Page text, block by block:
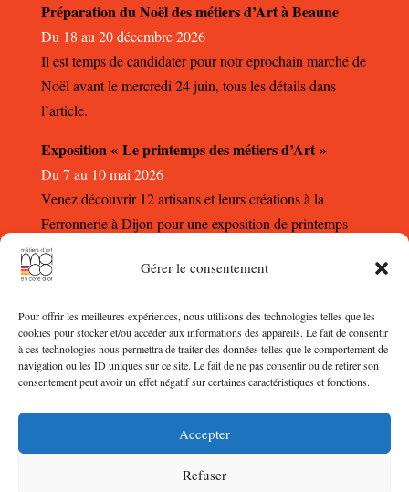
Gérer le consentement
Pour offrir les meilleures expériences, nous utilisons des technologies telles que les
cookies pour stocker et/ou accéder aux informations des appareils. Le fait de consentir
à ces technologies nous permettra de traiter des données telles que le comportement de
navigation ou les ID uniques sur ce site. Le fait de ne pas consentir ou de retirer son
consentement peut avoir un effet négatif sur certaines caractéristiques et fonctions.
Accepter
Refuser
Préparation du Noël des métiers d’Art à Beaune
Du 18 au 20 décembre 2026
Il est temps de candidater pour notr eprochain marché de
Noël avant le mercredi 24 juin, tous les détails dans
l’article.
Exposition « Le printemps des métiers d’Art »
Du 7 au 10 mai 2026
Venez découvrir 12 artisans et leurs créations à la
Ferronnerie à Dijon pour une exposition de printemps
autour des métiers d’Art.